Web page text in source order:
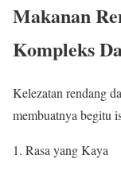
Makanan
Kompleks
Kelezatan rendang
membuatnya begitu
1. Rasa yang Kaya